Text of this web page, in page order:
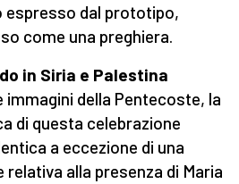
dal prototipo,
come una preghiera.
in Siria e Palestina
della Pentecoste, la
di questa celebrazione
a eccezione di una
alla presenza di Maria